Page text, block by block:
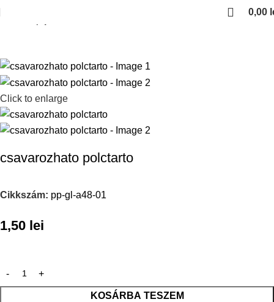
0,00
Click to enlarge
csavarozhato polctarto
Cikkszám: pp-gl-a48-01
1,50 lei
KOSÁRBA TESZEM